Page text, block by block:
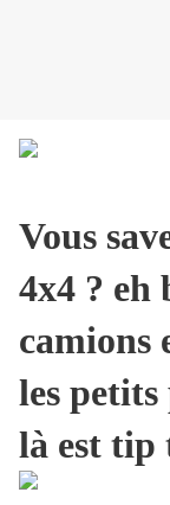
Vous
4x4 ? eh
camions
les
là est tip